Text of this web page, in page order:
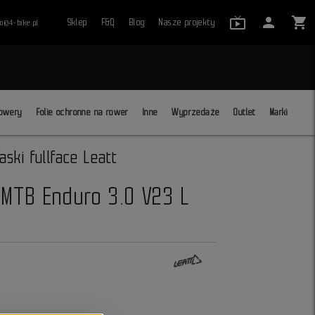
bike.pl Sklep F&Q Blog Nasze projekty live_tv_24
person shopping_cart
Folie ochronne na rower Inne Wyprzedaże Outlet Marki
fullface Leatt
Enduro 3.0 V23 L